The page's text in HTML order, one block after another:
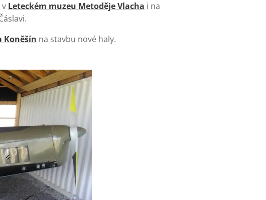
Leteckém muzeu Metoděje Vlacha i na
Koněšín na stavbu nové haly.